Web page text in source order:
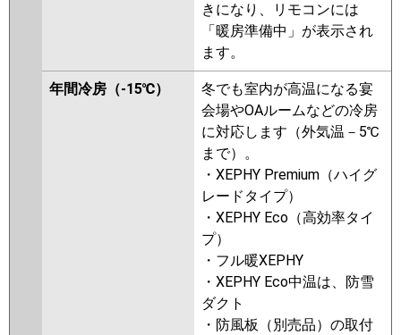
きになり、リモコンには
「暖房準備中」が表示され
ます。
年間冷房（-15℃）
冬でも室内が高温になる宴
会場やOAルームなどの冷房
に対応します（外気温－5℃
まで）。
・XEPHY Premium（ハイグ
レードタイプ）
・XEPHY Eco（高効率タイ
プ）
・フル暖XEPHY
・XEPHY Eco中温は、防雪
ダクト
・防風板（別売品）の取付